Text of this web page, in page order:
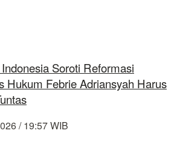
Soroti Reformasi
Hukum Febrie Adriansyah Harus
/ 19:57 WIB